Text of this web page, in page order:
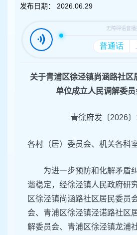
发布日期： 2026.06.29
关于青浦区徐泾镇尚涵路社区
单位成立人民调解委员
青徐府发〔2026
各村（居）委员会、机关各科
为进一步预防和化解矛盾
谐稳定，经徐泾镇人民政府研
区徐泾镇尚涵路社区居民委员
会、青浦区徐泾镇泾诺路社区
解委员会、青浦区徐泾镇龙浦